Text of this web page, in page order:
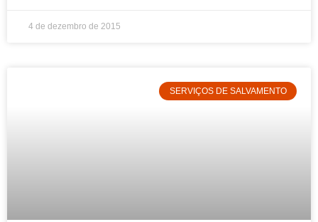
4 de dezembro de 2015
SERVIÇOS DE SALVAMENTO